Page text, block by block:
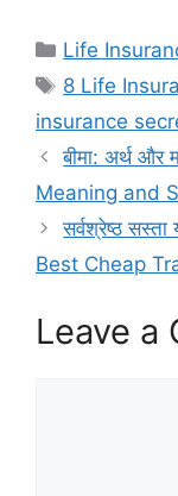
Categories
Life
Tags
8 Life
insurance
बीमा: अर्थ और
Meaning and
सर्वश्रेष्ठ
Best Cheap
Leave a